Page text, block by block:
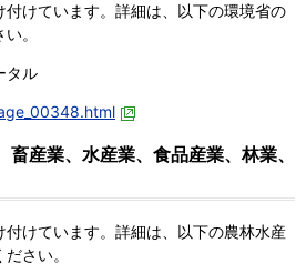
付けています。詳細は、以下の環境省の
。
タル
畜産業、水産業、食品産業、林業、
付けています。詳細は、以下の農林水産
さい。